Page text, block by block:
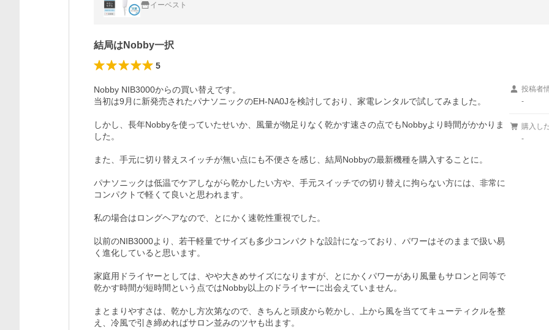
イーベスト
結局はNobby一択
5
Nobby NIB3000からの買い替えです。
当初は9月に新発売されたパナソニックのEH-NA0Jを検討しており、家電レンタルで試してみました。
しかし、長年Nobbyを使っていたせいか、風量が物足りなく乾かす速さの点でもNobbyより時間がかかりま
した。
また、手元に切り替えスイッチが無い点にも不便さを感じ、結局Nobbyの最新機種を購入することに。
パナソニックは低温でケアしながら乾かしたい方や、手元スイッチでの切り替えに拘らない方には、非常に
コンパクトで軽くて良いと思われます。
私の場合はロングヘアなので、とにかく速乾性重視でした。
以前のNIB3000より、若干軽量でサイズも多少コンパクトな設計になっており、パワーはそのままで扱い易
く進化していると思います。
家庭用ドライヤーとしては、やや大きめサイズになりますが、とにかくパワーがあり風量もサロンと同等で
乾かす時間が短時間という点ではNobby以上のドライヤーに出会えていません。
まとまりやすさは、乾かし方次第なので、きちんと頭皮から乾かし、上から風を当ててキューティクルを整
え、冷風で引き締めればサロン並みのツヤも出ます。
投稿者
-
購入し
-